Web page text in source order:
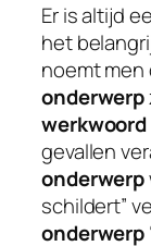
Er is altijd
het
noemt men
onderwerp
werkwoord
gevallen
onderwerp
schildert”
onderwerp